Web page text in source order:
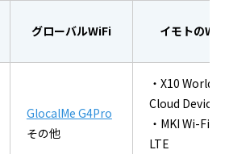
グローバルWiFi イモトのWiFi
GlocalMe G4Pro
その他
・X10 World
Cloud Device
・MKI Wi-Fi 4G
LTE